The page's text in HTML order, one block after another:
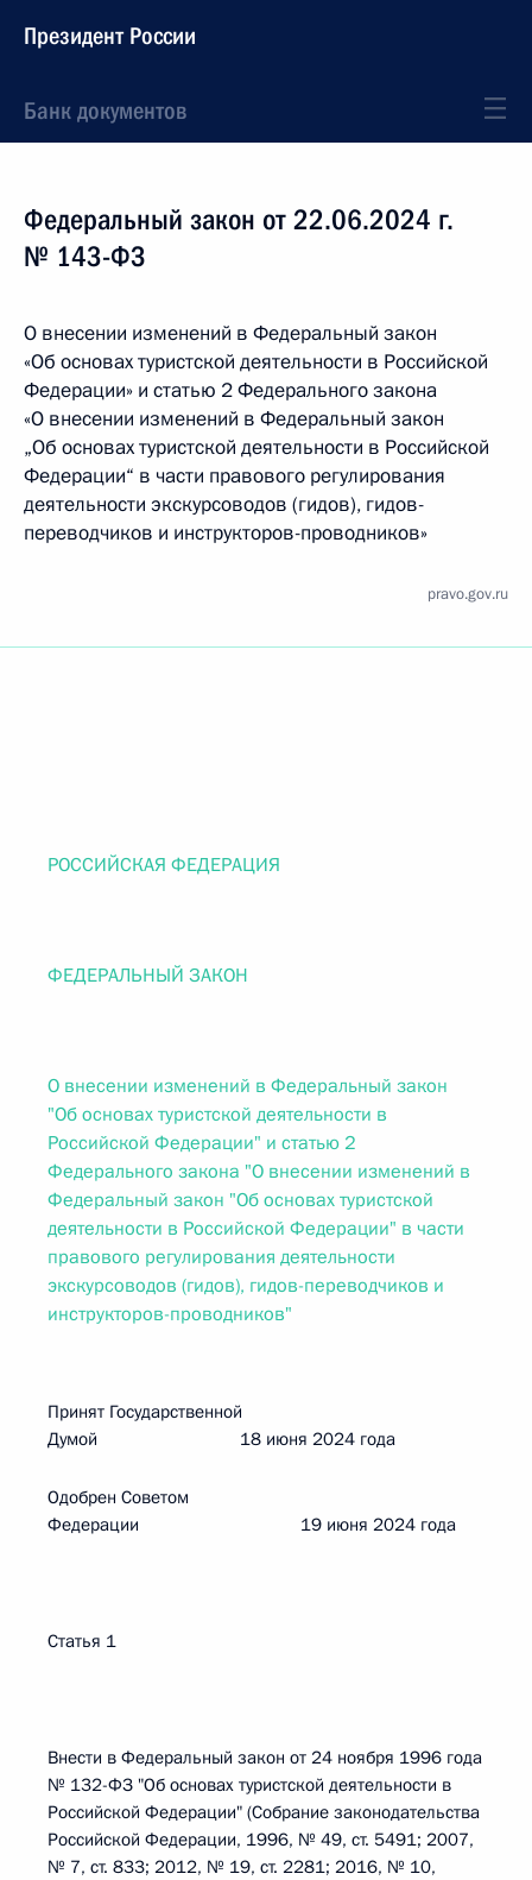
Президент России
Банк документов
Федеральный закон от 22.06.2024 г.
№ 143-ФЗ
О внесении изменений в Федеральный закон
«Об основах туристской деятельности в Российской
Федерации» и статью 2 Федерального закона
«О внесении изменений в Федеральный закон
„Об основах туристской деятельности в Российской
Федерации“ в части правового регулирования
деятельности экскурсоводов (гидов), гидов-
переводчиков и инструкторов-проводников»
pravo.gov.ru
РОССИЙСКАЯ ФЕДЕРАЦИЯ
ФЕДЕРАЛЬНЫЙ ЗАКОН
О внесении изменений в Федеральный закон
"Об основах туристской деятельности в
Российской Федерации" и статью 2
Федерального закона "О внесении изменений в
Федеральный закон "Об основах туристской
деятельности в Российской Федерации" в части
правового регулирования деятельности
экскурсоводов (гидов), гидов-переводчиков и
инструкторов-проводников"
Принят Государственной
Думой 18 июня 2024 года
Одобрен Советом
Федерации 19 июня 2024 года
Статья 1
Внести в Федеральный закон от 24 ноября 1996 года
№ 132-ФЗ "Об основах туристской деятельности в
Российской Федерации" (Собрание законодательства
Российской Федерации, 1996, № 49, ст. 5491; 2007,
№ 7, ст. 833; 2012, № 19, ст. 2281; 2016, № 10,